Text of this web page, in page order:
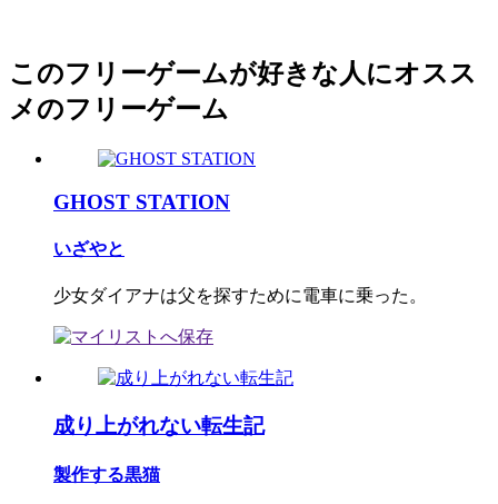
このフリーゲームが好きな人にオスス
メのフリーゲーム
GHOST STATION
いざやと
少女ダイアナは父を探すために電車に乗った。
成り上がれない転生記
製作する黒猫